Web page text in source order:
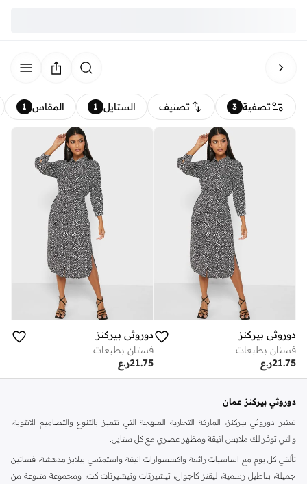
تصفية 3 تصنيف الستايل 1 المقاس 1
دوروثي بيركنز
فستان بطبعات
ر.ع21.75
دوروثي بيركنز
فستان بطبعات
ر.ع21.75
دوروثي بيركنز عمان
تعتبر دوروثي بيركنز، الماركة التجارية المبهجة التي تتميز بالتنوع والتصاميم الانثوية،
والتي توفر لك ملابس انيقة ومظهر عصري مع كل ستايل.
تألقي كل يوم مع اساسيات رائعة واكسسوارات انيقة واستمتعي ببلايز مدهشة، فساتين
جميلة، بناطيل رسمية، ليقنز كاجوال، تيشيرتات وتيشيرتات كت، ومجموعة متنوعة من